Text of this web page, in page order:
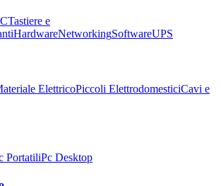
Tastiere e
HardwareNetworkingSoftwareUPS
ElettricoPiccoli ElettrodomesticiCavi e
PortatiliPc Desktop